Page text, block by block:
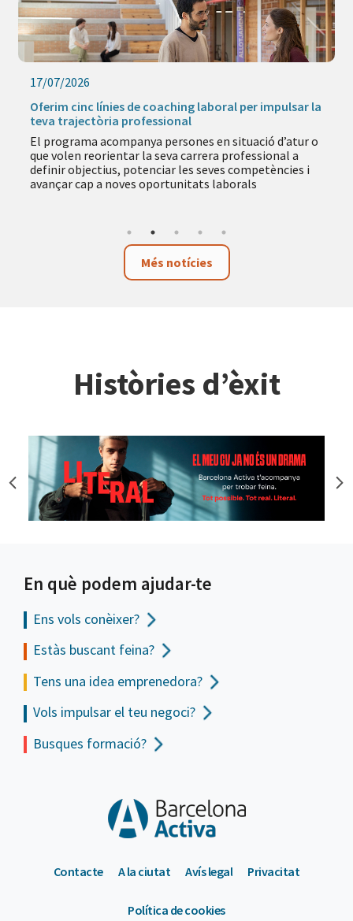
17/07/2026
Oferim cinc línies de coaching laboral per impulsar la
teva trajectòria professional
El programa acompanya persones en situació d’atur o
que volen reorientar la seva carrera professional a
definir objectius, potenciar les seves competències i
avançar cap a noves oportunitats laborals
Més notícies
Històries d’èxit
En què podem ajudar-te
Ens vols conèixer?
Estàs buscant feina?
Tens una idea emprenedora?
Vols impulsar el teu negoci?
Busques formació?
Contacte A la ciutat Avís legal Privacitat
Política de cookies